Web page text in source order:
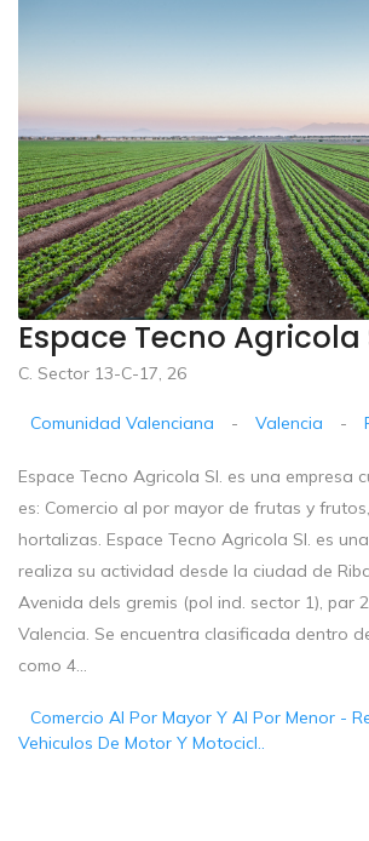
Espace Tecno Agricola
C. Sector 13-C-17, 26
Comunidad Valenciana - Valencia -
Espace Tecno Agricola Sl. es una empresa
es: Comercio al por mayor de frutas y
hortalizas. Espace Tecno Agricola Sl. es
realiza su actividad desde la ciudad de
Avenida dels gremis (pol ind. sector 1), par
Valencia. Se encuentra clasificada dentro
como 4...
Comercio Al Por Mayor Y Al Por Menor -
Vehiculos De Motor Y Motocicl..